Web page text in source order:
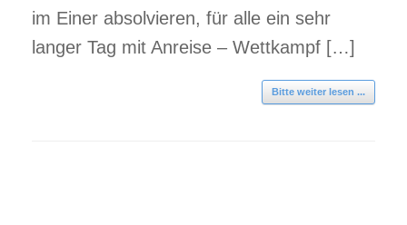
im Einer absolvieren, für alle ein sehr
langer Tag mit Anreise – Wettkampf […]
Bitte weiter lesen ...